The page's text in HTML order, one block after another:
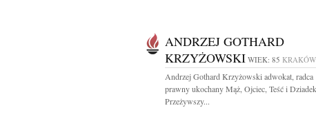
ANDRZEJ GOTHARD
KRZYŻOWSKI WIEK: 85 KRAKÓW
Andrzej Gothard Krzyżowski adwokat, radca
prawny ukochany Mąż, Ojciec, Teść i Dziadek
Przeżywszy...